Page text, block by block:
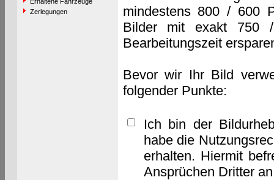
Zerlegungen
mindestens 800 / 600
Bilder mit exakt 750
Bearbeitungszeit
Bevor wir Ihr Bild
folgender Punkte:
Ich bin der
habe die
erhalten. Hiermit
Ansprüchen Dritter